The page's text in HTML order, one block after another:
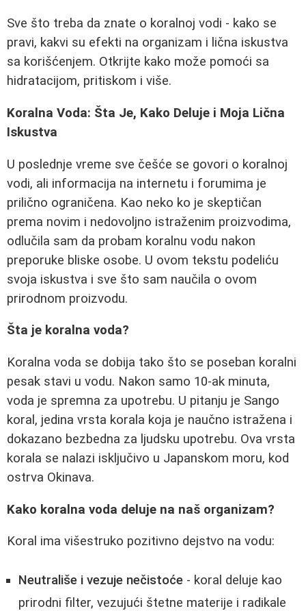
Sve što treba da znate o koralnoj vodi - kako se
pravi, kakvi su efekti na organizam i lična iskustva
sa korišćenjem. Otkrijte kako može pomoći sa
hidratacijom, pritiskom i više.
Koralna Voda: Šta Je, Kako Deluje i Moja Lična
Iskustva
U poslednje vreme sve češće se govori o koralnoj
vodi, ali informacija na internetu i forumima je
prilično ograničena. Kao neko ko je skeptičan
prema novim i nedovoljno istraženim proizvodima,
odlučila sam da probam koralnu vodu nakon
preporuke bliske osobe. U ovom tekstu podeliću
svoja iskustva i sve što sam naučila o ovom
prirodnom proizvodu.
Šta je koralna voda?
Koralna voda se dobija tako što se poseban koralni
pesak stavi u vodu. Nakon samo 10-ak minuta,
voda je spremna za upotrebu. U pitanju je Sango
koral, jedina vrsta korala koja je naučno istražena i
dokazano bezbedna za ljudsku upotrebu. Ova vrsta
korala se nalazi isključivo u Japanskom moru, kod
ostrva Okinava.
Kako koralna voda deluje na naš organizam?
Koral ima višestruko pozitivno dejstvo na vodu:
Neutrališe i vezuje nečistoće - koral deluje kao
prirodni filter, vezujući štetne materije i radikale